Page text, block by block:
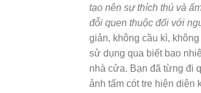
tạo nên sự thích thú và
đỗi quen thuộc đối với
giản, không cầu kì,
sử dụng qua biết bao
nhà cửa. Bạn đã từng đi
ảnh tấm cót tre hiện diện